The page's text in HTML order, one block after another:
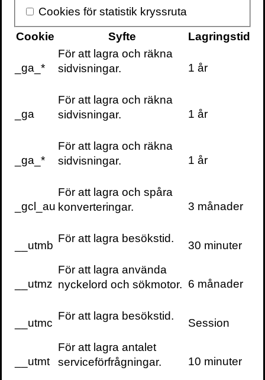
+46(0) 8 702 15 19
Cookieinställningar
Cookies för statistik kryssruta
Cookie
Syfte Lagringstid
_ga_*
För att lagra och räkna
sidvisningar.
1 år
_ga
För att lagra och räkna
sidvisningar.
1 år
_ga_*
För att lagra och räkna
sidvisningar.
1 år
_gcl_au
För att lagra och spåra
konverteringar.
3 månader
__utmb
För att lagra besökstid.
30 minuter
__utmz
För att lagra använda
nyckelord och sökmotor. 6 månader
__utmc
För att lagra besökstid.
Session
__utmt
För att lagra antalet
serviceförfrågningar.
10 minuter